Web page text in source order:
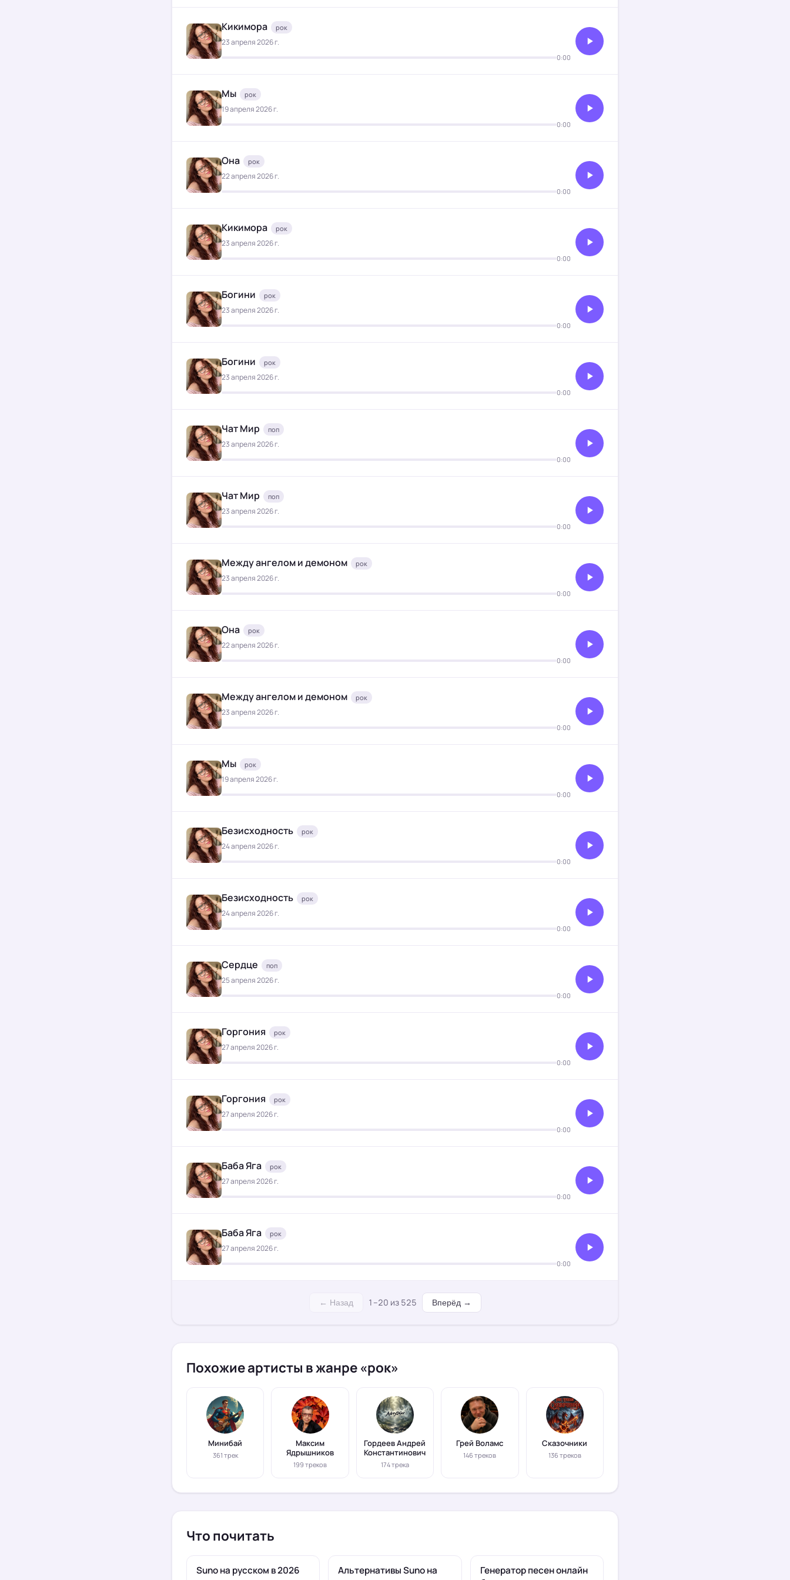
Кикимора рок
23 апреля 2026 г.
0:00
Мы рок
19 апреля 2026 г.
0:00
Она рок
22 апреля 2026 г.
0:00
Кикимора рок
23 апреля 2026 г.
0:00
Богини рок
23 апреля 2026 г.
0:00
Богини рок
23 апреля 2026 г.
0:00
Чат Мир поп
23 апреля 2026 г.
0:00
Чат Мир поп
23 апреля 2026 г.
0:00
Между ангелом и демоном рок
23 апреля 2026 г.
0:00
Она рок
22 апреля 2026 г.
0:00
Между ангелом и демоном рок
23 апреля 2026 г.
0:00
Мы рок
19 апреля 2026 г.
0:00
Безисходность рок
24 апреля 2026 г.
0:00
Безисходность рок
24 апреля 2026 г.
0:00
Сердце поп
25 апреля 2026 г.
0:00
Горгония рок
27 апреля 2026 г.
0:00
Горгония рок
27 апреля 2026 г.
0:00
Баба Яга рок
27 апреля 2026 г.
0:00
Баба Яга рок
27 апреля 2026 г.
0:00
← Назад 1–20 из 525 Вперёд →
Похожие артисты в жанре «рок»
Минибай
361 трек
Максим
Ядрышников
199 треков
Гордеев Андрей
Константинович
174 трека
Грей Воламс
146 треков
Сказочники
136 треков
Что почитать
Suno на русском в 2026
Альтернативы Suno на
Генератор песен онлайн